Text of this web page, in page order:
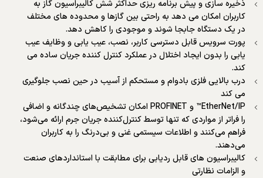
ذخیره سازی و پیش برنامه ریزی حداکثر شش کالیبراسیون گاز به
کاربران امکان می دهد به راحتی بین گازها و محدوده های مختلف
در یک دستگاه جابجا شوند و موجودی را کاهش دهد.
پورت سرویس قابل دسترسی کاربر، نصب، عیب یابی و وظایف عیب
یابی را بدون ایجاد اختلال در عملکرد کنترل کننده جریان ساده می
کند.
درب بالایی فلزی بادوام و مستحکم از آسیب در حین نصب جلوگیری
می کند
EtherNet/IP™ و PROFINET امکان تشخیص‌های چندگانه و اضافی
را فراتر از مواردی که تنها توسط کنترل‌کننده جریان جرم ارائه می‌شود،
فراهم می‌کنند و اطلاعات سیستمی غنی و بی‌درنگ را به کاربران
می‌دهند.
کالیبراسیون های قابل ردیابی برای مطابقت با استانداردهای صنعت
و الزامات نظارتی